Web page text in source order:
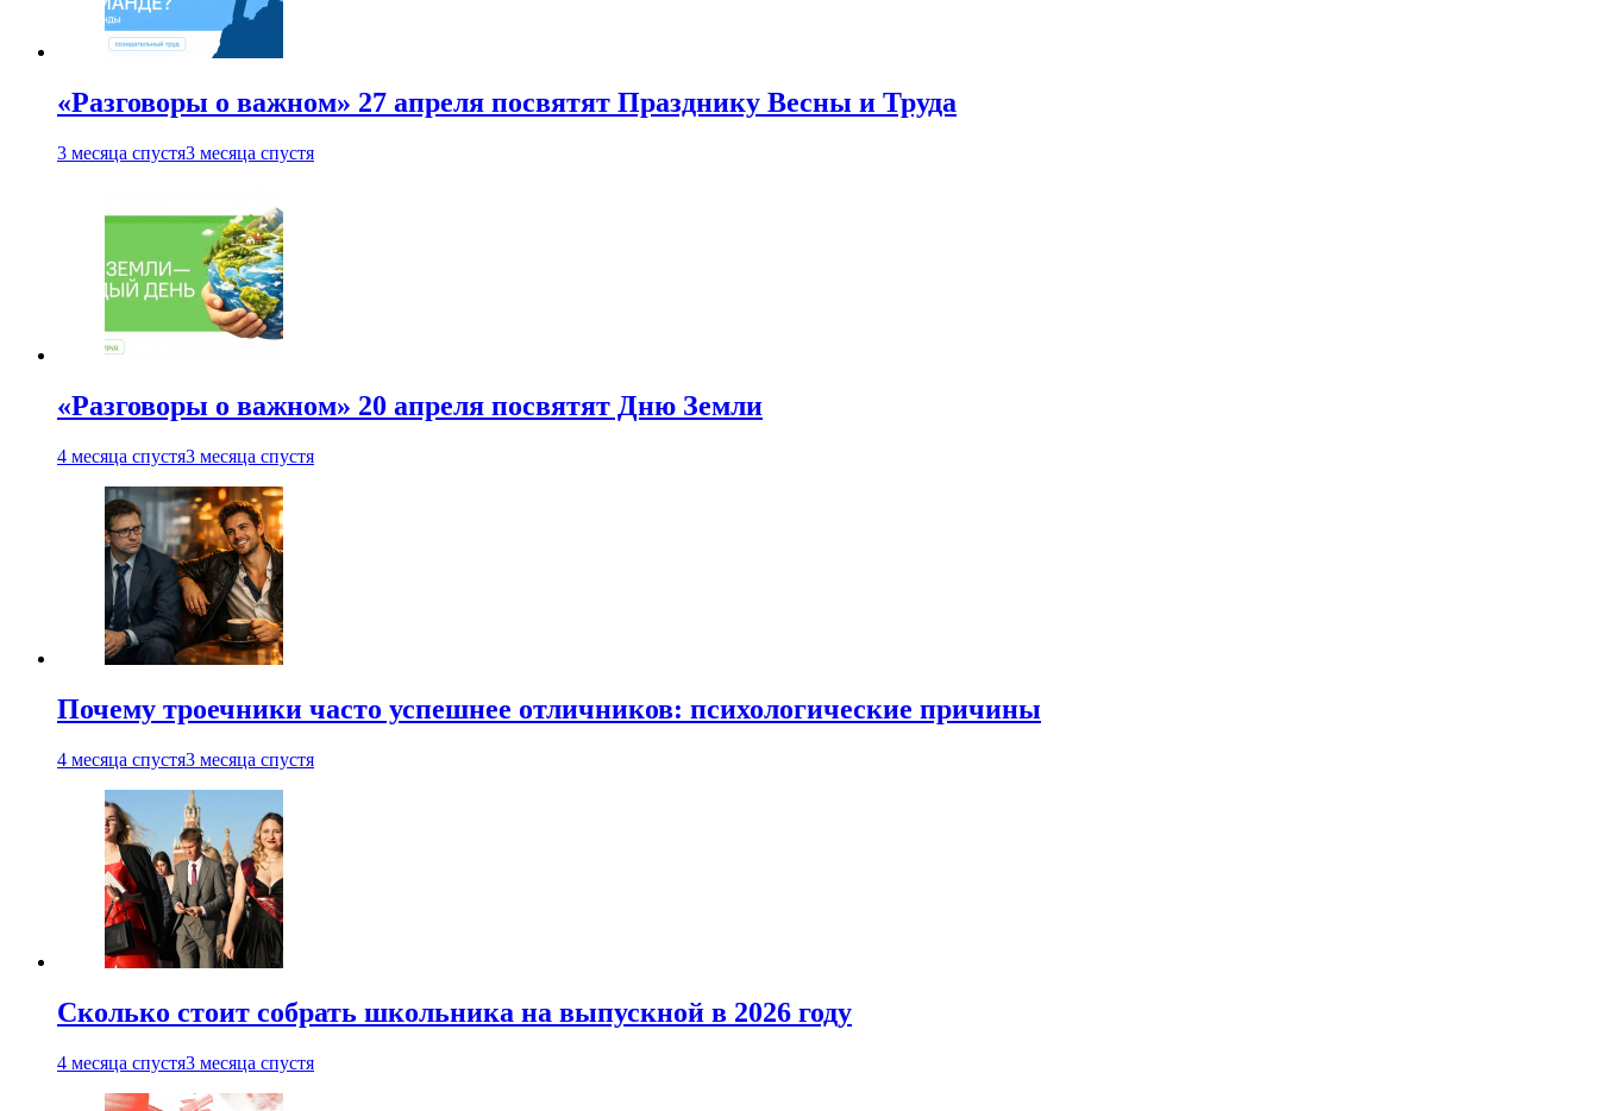
«Разговоры о важном» 27 апреля посвятят Празднику Весны и Труда
3 месяца спустя3 месяца спустя
«Разговоры о важном» 20 апреля посвятят Дню Земли
4 месяца спустя3 месяца спустя
Почему троечники часто успешнее отличников: психологические причины
4 месяца спустя3 месяца спустя
Сколько стоит собрать школьника на выпускной в 2026 году
4 месяца спустя3 месяца спустя